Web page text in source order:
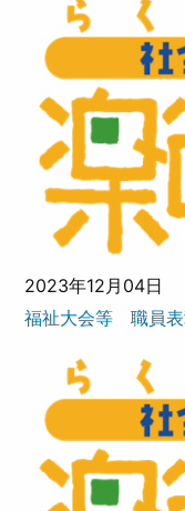
2023年12月04日
福祉大会等 職員